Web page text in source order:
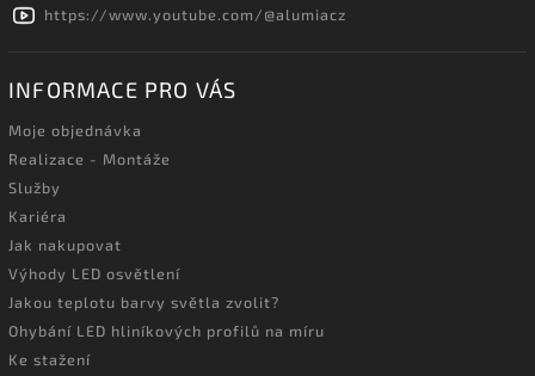
https://www.youtube.com/@alumiacz
INFORMACE PRO VÁS
Moje objednávka
Realizace - Montáže
Služby
Kariéra
Jak nakupovat
Výhody LED osvětlení
Jakou teplotu barvy světla zvolit?
Ohybání LED hliníkových profilů na míru
Ke stažení